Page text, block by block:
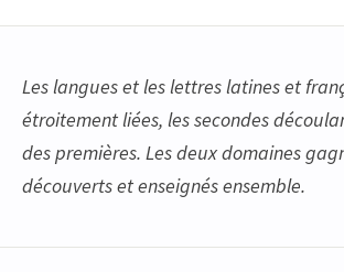
Les langues et les lettres latines et
étroitement liées, les secondes
des premières. Les deux domaines
découverts et enseignés ensemble.